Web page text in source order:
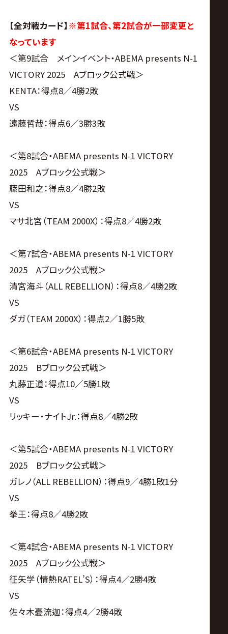
【全対戦カード】 ※第1試合、第2試合が一部変更と
なっています
＜第9試合 メインイベント・ABEMA presents N-1
VICTORY 2025 Aブロック公式戦＞
KENTA：得点8／4勝2敗
VS
遠藤哲哉：得点6／3勝3敗
＜第8試合・ABEMA presents N-1 VICTORY
2025 Aブロック公式戦＞
藤田和之：得点8／4勝2敗
VS
マサ北宮（TEAM 2000X）：得点8／4勝2敗
＜第7試合・ABEMA presents N-1 VICTORY
2025 Aブロック公式戦＞
清宮海斗（ALL REBELLION）：得点8／4勝2敗
VS
ダガ（TEAM 2000X）：得点2／1勝5敗
＜第6試合・ABEMA presents N-1 VICTORY
2025 Bブロック公式戦＞
丸藤正道：得点10／5勝1敗
VS
リッキー・ナイトJr.：得点8／4勝2敗
＜第5試合・ABEMA presents N-1 VICTORY
2025 Bブロック公式戦＞
ガレノ（ALL REBELLION）：得点9／4勝1敗1分
VS
拳王：得点8／4勝2敗
＜第4試合・ABEMA presents N-1 VICTORY
2025 Aブロック公式戦＞
征矢学（情熱RATEL’S）：得点4／2勝4敗
VS
佐々木憂流迦：得点4／2勝4敗